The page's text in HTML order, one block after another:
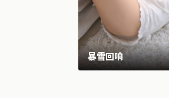
暴雪回响